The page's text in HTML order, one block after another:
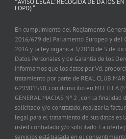
LOPD) “
En cumplimiento del Reglamento
2016/679 del Parlamento Europeo y del
2016 y la ley orgánica 3/2018 de 5 de
Datos Personales y de Garantía de los
informamos que los datos por Vd.
tratamiento por parte de REAL CLUB
G29901550, con domicilio en MELILLA
GENERAL MACIAS Nº 2 , con la
solicitado y/o contratado, realizar la
legal para el tratamiento de sus datos es
usted contratado y/o solicitado. La oferta
servicios está basada en el